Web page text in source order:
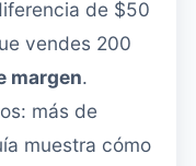
de $50
vendes 200
margen.
más de
muestra cómo